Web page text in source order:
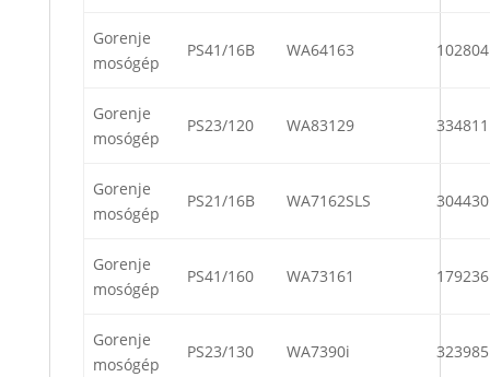
Gorenje
mosógép
PS41/16B WA64163 102804
Gorenje
mosógép
PS23/120 WA83129 334811
Gorenje
mosógép
PS21/16B WA7162SLS 304430
Gorenje
mosógép
PS41/160 WA73161 179236
Gorenje
mosógép
PS23/130 WA7390i 323985